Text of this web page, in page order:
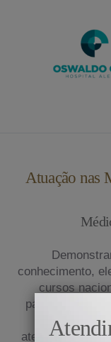
Atuação nas
conhecimento,
cursos
participação
exerce sua
atendimento em